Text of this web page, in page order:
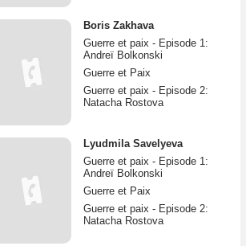
Boris Zakhava
Guerre et paix - Episode 1:
Andreï Bolkonski
Guerre et Paix
Guerre et paix - Episode 2:
Natacha Rostova
Lyudmila Savelyeva
Guerre et paix - Episode 1:
Andreï Bolkonski
Guerre et Paix
Guerre et paix - Episode 2:
Natacha Rostova